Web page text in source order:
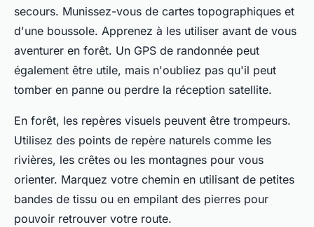
secours. Munissez-vous de cartes topographiques et
d'une boussole. Apprenez à les utiliser avant de vous
aventurer en forêt. Un GPS de randonnée peut
également être utile, mais n'oubliez pas qu'il peut
tomber en panne ou perdre la réception satellite.
En forêt, les repères visuels peuvent être trompeurs.
Utilisez des points de repère naturels comme les
rivières, les crêtes ou les montagnes pour vous
orienter. Marquez votre chemin en utilisant de petites
bandes de tissu ou en empilant des pierres pour
pouvoir retrouver votre route.